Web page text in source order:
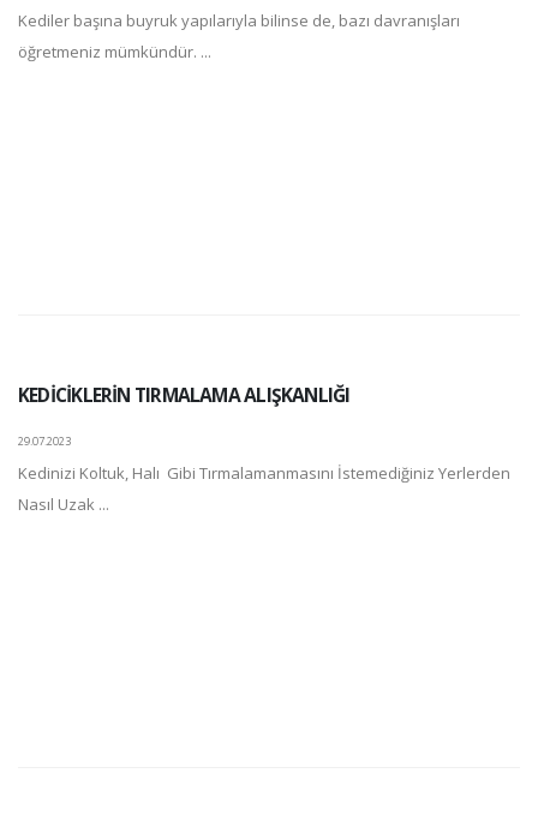
Kediler başına buyruk yapılarıyla bilinse de, bazı davranışları
öğretmeniz mümkündür. ...
KEDİCİKLERİN TIRMALAMA ALIŞKANLIĞI
29.07.2023
Kedinizi Koltuk, Halı Gibi Tırmalamanmasını İstemediğiniz Yerlerden
Nasıl Uzak ...